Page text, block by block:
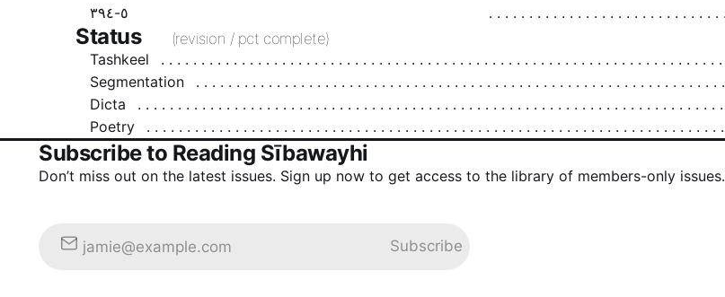
٥-٣٩٤
Status
(revision / pct complete)
Tashkeel
Segmentation
Dicta
Poetry
Subscribe to Reading Sībawayhi
Don’t miss out on the latest issues. Sign up now to get access to the library of members-only issues.
jamie@example.com Subscribe